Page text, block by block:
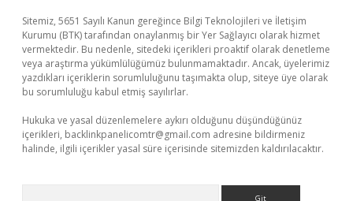
Sitemiz, 5651 Sayılı Kanun gereğince Bilgi Teknolojileri ve İletişim
Kurumu (BTK) tarafından onaylanmış bir Yer Sağlayıcı olarak hizmet
vermektedir. Bu nedenle, sitedeki içerikleri proaktif olarak denetleme
veya araştırma yükümlülüğümüz bulunmamaktadır. Ancak, üyelerimiz
yazdıkları içeriklerin sorumluluğunu taşımakta olup, siteye üye olarak
bu sorumluluğu kabul etmiş sayılırlar.
Hukuka ve yasal düzenlemelere aykırı olduğunu düşündüğünüz
içerikleri, backlinkpanelicomtr@gmail.com adresine bildirmeniz
halinde, ilgili içerikler yasal süre içerisinde sitemizden kaldırılacaktır.